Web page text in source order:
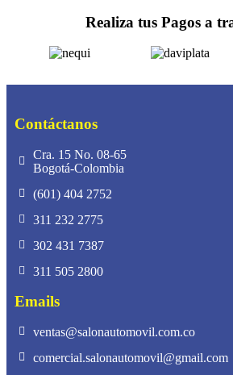
Realiza tus Pagos a
Contáctanos
Cra. 15 No. 08-65
Bogotá-Colombia
(601) 404 2752
311 232 2775
302 431 7387
311 505 2800
Emails
ventas@salonautomovil.com.co
comercial.salonautomovil@gmail.com